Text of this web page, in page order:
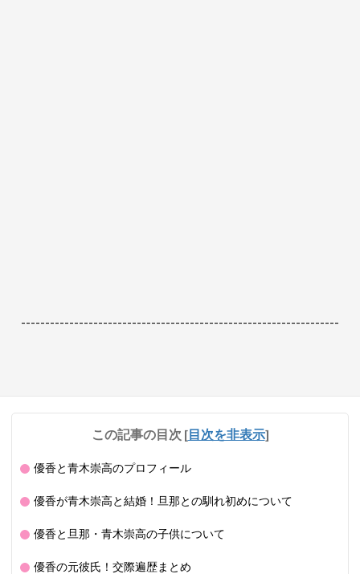
------------------------------------------------------------------
この記事の目次 [目次を非表示]
優香と青木崇高のプロフィール
優香が青木崇高と結婚！旦那との馴れ初めについて
優香と旦那・青木崇高の子供について
優香の元彼氏！交際遍歴まとめ